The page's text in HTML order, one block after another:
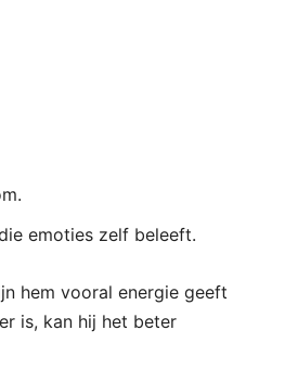
emoties zelf beleeft.
hem vooral energie geeft
is, kan hij het beter